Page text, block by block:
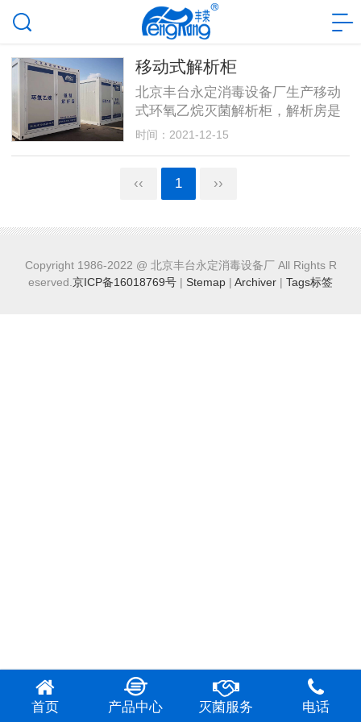
移动式解析柜
北京丰台永定消毒设备厂生产移动
式环氧乙烷灭菌解析柜，解析房是
将灭菌物品内部的环氧乙烷快速解
装置。它可以控制解析过程和环氧
乙烷的去向
时间：2021-12-15
‹‹ 1 ››
Copyright 1986-2022 @ 北京丰台永定消毒设备厂 All Rights R
eserved.京ICP备16018769号 | Stemap | Archiver | Tags标签
首页 产品中心 灭菌服务 电话